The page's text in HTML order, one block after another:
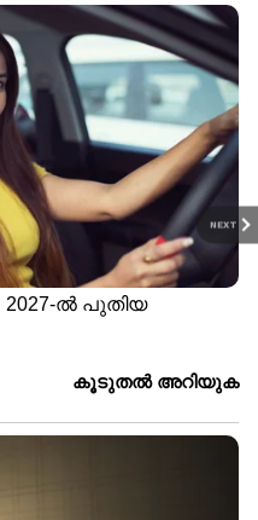
NEXT
കുവൈത്തിൽ ജൂൺ
മുതൽ ഉച്ചവിശ്രമ നിയമം
പ്രാബല്യത്തിൽ, തുറസ്റ്റായ
സ്ഥലങ്ങളിലെ
ജോലികൾക്ക് വിലക്ക്